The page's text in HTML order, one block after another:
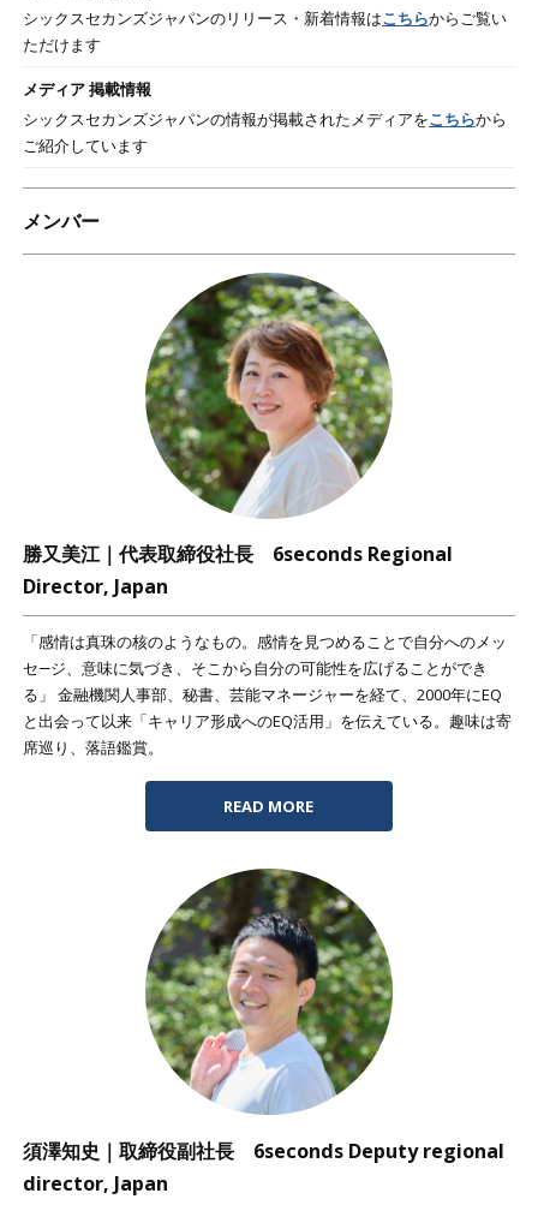
シックスセカンズジャパンのリリース・新着情報はこちらからご覧い
ただけます
メディア 掲載情報
シックスセカンズジャパンの情報が掲載されたメディアをこちらから
ご紹介しています
メンバー
勝又美江｜代表取締役社長 6seconds Regional
Director, Japan
「感情は真珠の核のようなもの。感情を見つめることで自分へのメッ
セ―ジ、意味に気づき、そこから自分の可能性を広げることができ
る」 金融機関人事部、秘書、芸能マネージャーを経て、2000年にEQ
と出会って以来「キャリア形成へのEQ活用」を伝えている。趣味は寄
席巡り、落語鑑賞。
READ MORE
須澤知史｜取締役副社長 6seconds Deputy regional
director, Japan